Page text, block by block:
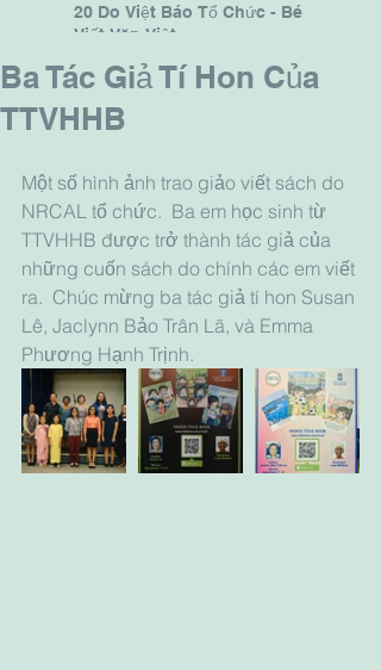
20 Do Việt Báo Tổ Chức - Bé
Viết Văn Việt.
Ba Tác Giả Tí Hon Của
TTVHHB
Một số hình ảnh trao giảo viết sách do
NRCAL tổ chức.  Ba em học sinh từ
TTVHHB được trở thành tác giả của
những cuốn sách do chính các em viết
ra.  Chúc mừng ba tác giả tí hon Susan
Lê, Jaclynn Bảo Trân Lã, và Emma
Phương Hạnh Trịnh.